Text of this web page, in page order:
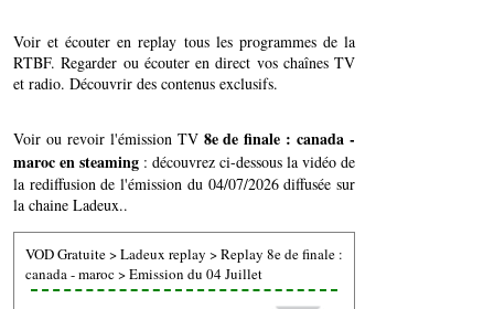
Voir et écouter en replay tous les programmes de la
RTBF. Regarder ou écouter en direct vos chaînes TV
et radio. Découvrir des contenus exclusifs.
Voir ou revoir l'émission TV 8e de finale : canada -
maroc en steaming : découvrez ci-dessous la vidéo de
la rediffusion de l'émission du 04/07/2026 diffusée sur
la chaine Ladeux..
VOD Gratuite>Ladeux replay >Replay 8e de finale :
canada - maroc>Emission du 04 Juillet